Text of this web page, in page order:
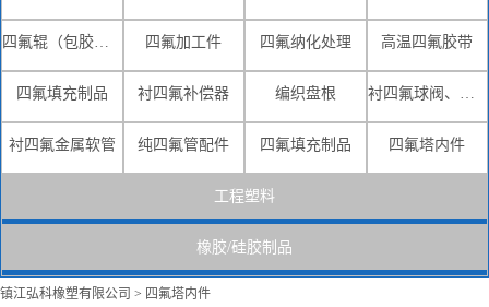
四氟辊（包胶辊） 四氟加工件 四氟纳化处理 高温四氟胶带
四氟填充制品 衬四氟补偿器 编织盘根 衬四氟球阀、蝶阀
衬四氟金属软管 纯四氟管配件 四氟填充制品 四氟塔内件
工程塑料
橡胶/硅胶制品
镇江弘科橡塑有限公司 > 四氟塔内件
四氟分布器 四氟格栅